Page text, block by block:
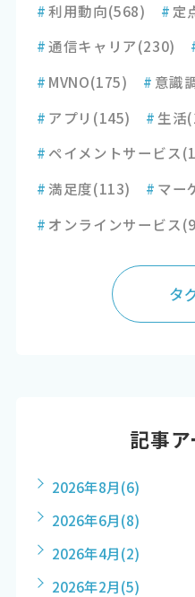
#利用動向(568) # 定
#通信キャリア(230)
# MVNO(175) # 意識
# アプリ (145) # 生活
# ペイメントサービス
#満足度(113) # マー
# オンラインサービス
タ
記事
2026年8月(6)
2026年6月(8)
2026年4月(2)
2026年2月(5)